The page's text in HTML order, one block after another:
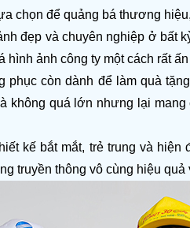
chọn để quảng bá thương
đẹp và chuyên nghiệp ở
hình ảnh công ty một cách rất
phục còn dành để làm quà
không quá lớn nhưng lại
kế bắt mắt, trẻ trung và
truyền thông vô cùng hiệu